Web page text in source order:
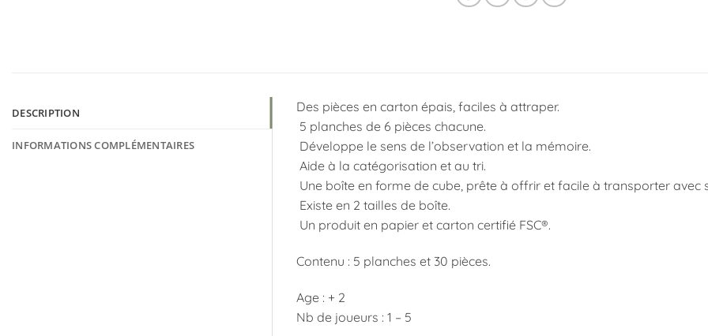
DESCRIPTION
INFORMATIONS COMPLÉMENTAIRES
Des pièces en carton épais, faciles à attraper.
5 planches de 6 pièces chacune.
Développe le sens de l’observation et la mémoire.
Aide à la catégorisation et au tri.
Une boîte en forme de cube, prête à offrir et facile à transporter avec
Existe en 2 tailles de boîte.
Un produit en papier et carton certifié FSC®.
Contenu : 5 planches et 30 pièces.
Age : + 2
Nb de joueurs : 1 – 5